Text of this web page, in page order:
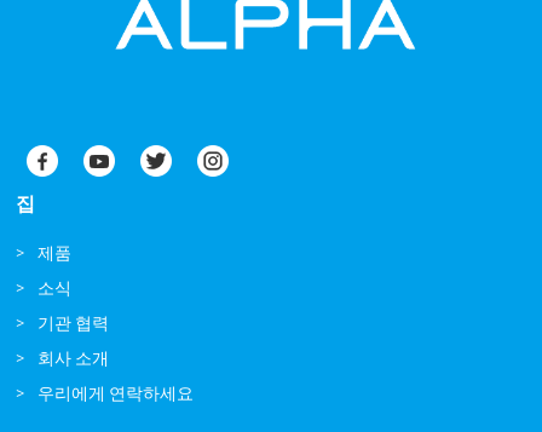
집
제품
소식
기관 협력
회사 소개
우리에게 연락하세요